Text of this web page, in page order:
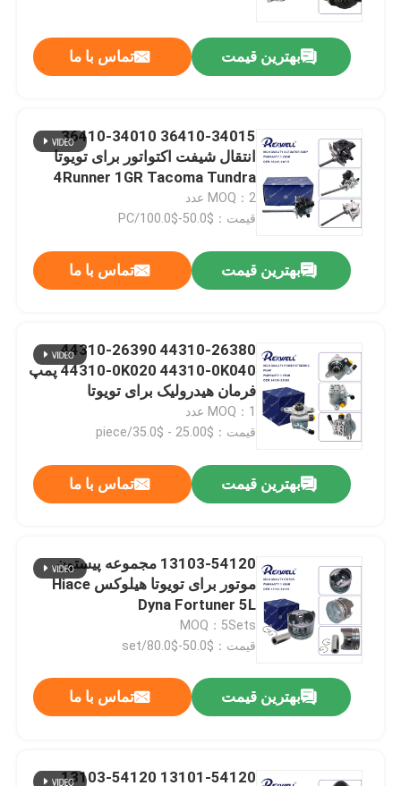
پیام بگذارید
قطعات خودرو هیوندای
قطعات گیربکس خودرو
قطعات موتور خودرو
کمک فنر ماشین
فندک ها و کویل های روشنایی
قطعات خنک کننده خودکار
کیت زنجیر زمان
کشش دهنده کمربند و چرخ دار
قطعات فرمان اتوماتیک
قطعات سنسور خودرو
بهترین قیمت تماس با ما
36410-34015 36410-34010
انتقال شیفت اکتواتور برای تویوتا
4Runner 1GR Tacoma Tundra
MOQ：2 عدد
قیمت：$50.0-$100.0/PC
بهترین قیمت تماس با ما
44310-26380 44310-26390
44310-0K020 44310-0K040 پمپ
فرمان هیدرولیک برای تویوتا
هایلوکس رِوو هایس 2KD
MOQ：1 عدد
قیمت：$25.00 - $35.0/piece
بهترین قیمت تماس با ما
13103-54120 مجموعه پیستون
موتور برای تویوتا هیلوکس Hiace
Dyna Fortuner 5L
MOQ：5Sets
قیمت：$50.0-$80.0/set
بهترین قیمت تماس با ما
13101-54120 13103-54120